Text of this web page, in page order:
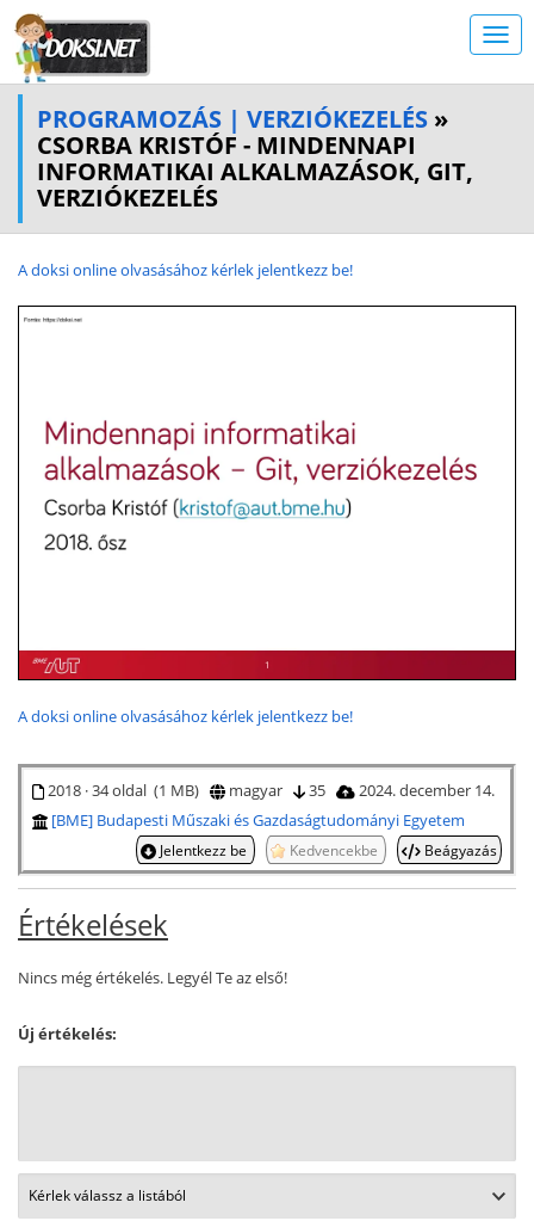
PROGRAMOZÁS | VERZIÓKEZELÉS »
CSORBA KRISTÓF - MINDENNAPI
INFORMATIKAI ALKALMAZÁSOK, GIT,
VERZIÓKEZELÉS
A doksi online olvasásához kérlek jelentkezz be!
A doksi online olvasásához kérlek jelentkezz be!
2018 · 34 oldal (1 MB) magyar 35
2024. december 14.
[BME] Budapesti Műszaki és Gazdaságtudományi Egyetem
Jelentkezz be Kedvencekbe Beágyazás
Értékelések
Nincs még értékelés. Legyél Te az első!
Új értékelés: